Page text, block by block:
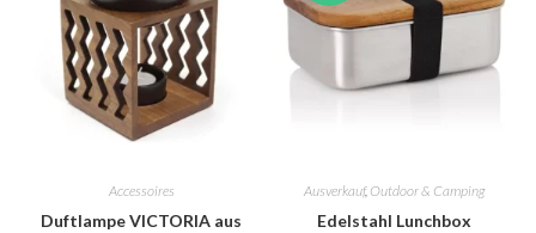
Accessoires
Duftlampe VICTORIA aus
Ausverkauf, Outdoor & Camping
Edelstahl Lunchbox